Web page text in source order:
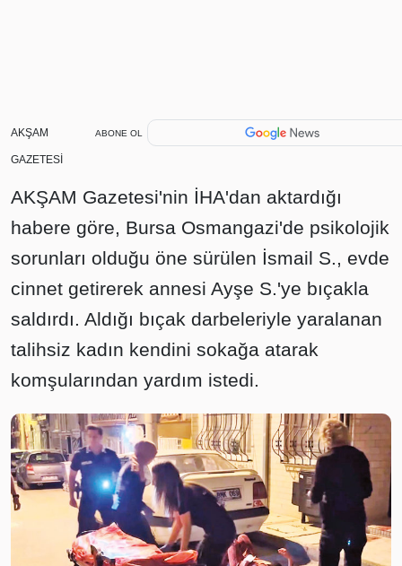
AKŞAM
GAZETESİ
ABONE OL
AKŞAM Gazetesi'nin İHA'dan aktardığı
habere göre, Bursa Osmangazi'de psikolojik
sorunları olduğu öne sürülen İsmail S., evde
cinnet getirerek annesi Ayşe S.'ye bıçakla
saldırdı. Aldığı bıçak darbeleriyle yaralanan
talihsiz kadın kendini sokağa atarak
komşularından yardım istedi.